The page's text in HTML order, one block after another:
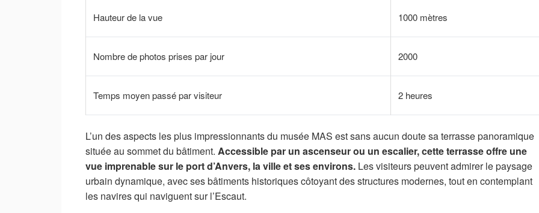
Hauteur de la vue 1000 mètres
Nombre de photos prises par jour 2000
Temps moyen passé par visiteur 2 heures
L’un des aspects les plus impressionnants du musée MAS est sans aucun doute sa terrasse panoramique
située au sommet du bâtiment. Accessible par un ascenseur ou un escalier, cette terrasse offre une
vue imprenable sur le port d’Anvers, la ville et ses environs. Les visiteurs peuvent admirer le paysage
urbain dynamique, avec ses bâtiments historiques côtoyant des structures modernes, tout en contemplant
les navires qui naviguent sur l’Escaut.